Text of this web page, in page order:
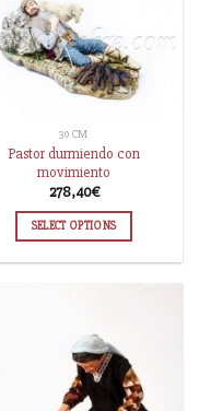
30 CM
Pastor durmiendo con
movimiento
278,40€
SELECT OPTIONS